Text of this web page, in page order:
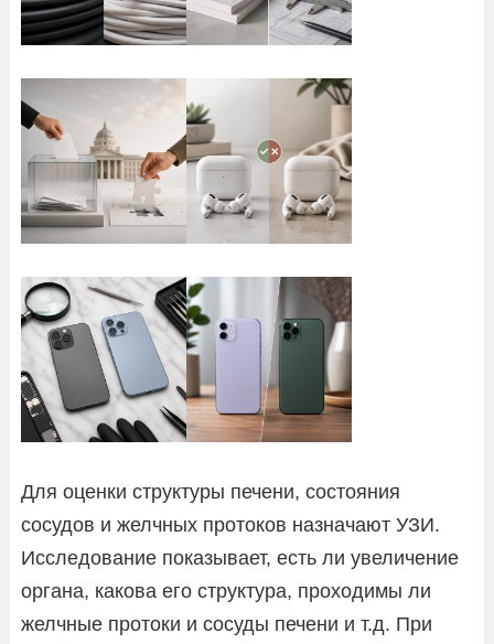
Для оценки структуры печени, состояния
сосудов и желчных протоков назначают УЗИ.
Исследование показывает, есть ли увеличение
органа, какова его структура, проходимы ли
желчные протоки и сосуды печени и т.д. При